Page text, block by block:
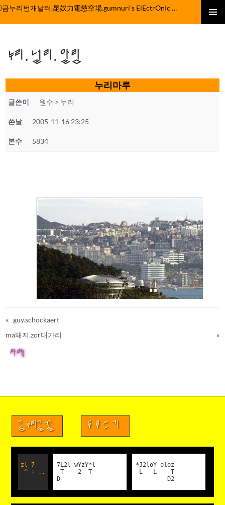
컨
뛰
기
ⓒ금누리번개날터.昆奴力電慈空場.gumnuri's ElEctrOnIc fActOrY
누리.널리.알림
누리마루
글쓴이 원수 > 누리
쓴날 2005-11-16 23:25
본수 5834
« guy.schockaert
ma돼지.zor대가리
»
차례
금누리글꼴 두루쓰기
zl 7
^ + ..
7L2l wYzY*l
-T 2 T
D
*J2loY oloz
L L -T
D2